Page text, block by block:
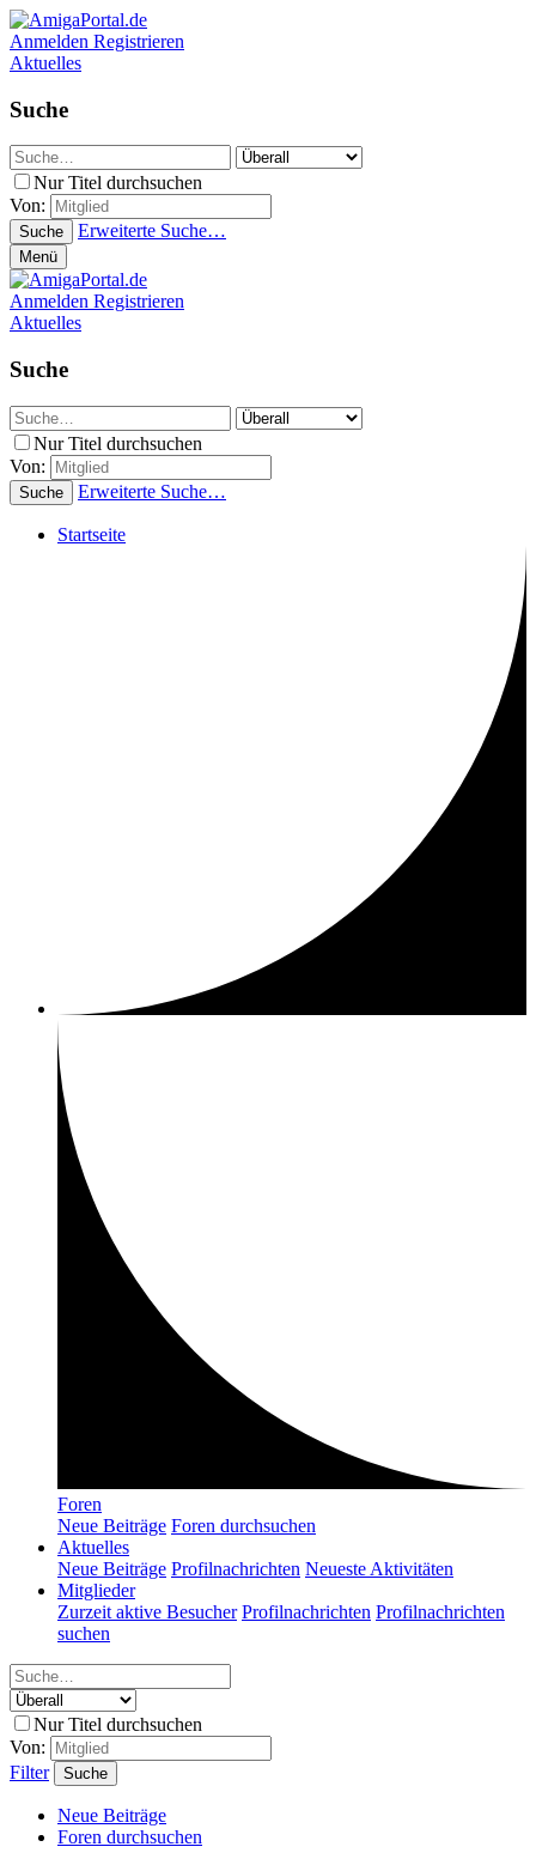
Anmelden Registrieren
Aktuelles
Suche
Nur Titel durchsuchen
Von:
Suche Erweiterte Suche…
Menü
Anmelden Registrieren
Aktuelles
Suche
Nur Titel durchsuchen
Von:
Suche Erweiterte Suche…
Startseite
Foren
Neue Beiträge Foren durchsuchen
Aktuelles
Neue Beiträge Profilnachrichten Neueste Aktivitäten
Mitglieder
Zurzeit aktive Besucher Profilnachrichten Profilnachrichten
suchen
Nur Titel durchsuchen
Von:
Filter
Suche
Neue Beiträge
Foren durchsuchen